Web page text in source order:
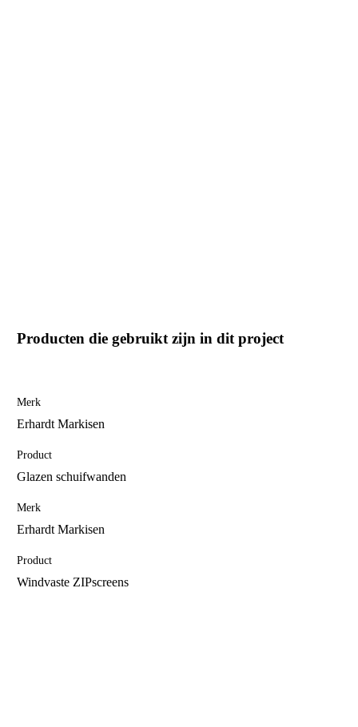
Producten die gebruikt zijn in dit project
Merk
Erhardt Markisen
Product
Glazen schuifwanden
Merk
Erhardt Markisen
Product
Windvaste ZIPscreens